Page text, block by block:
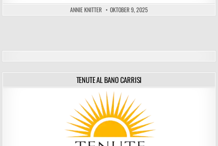
ANNIE KNITTER OKTOBER 9, 2025
TENUTE AL BANO CARRISI